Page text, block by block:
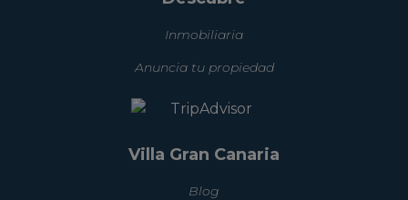
Inmobiliaria
Anuncia tu propiedad
Villa Gran Canaria
Blog